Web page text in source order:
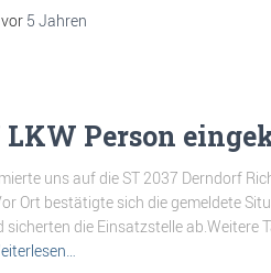
vor 5 Jahren
LKW Person
uns auf die ST 2037 Derndorf
Ort bestätigte sich die gemeldete
die Einsatzstelle